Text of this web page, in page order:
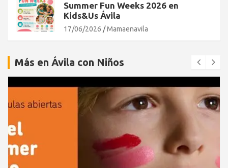
Summer Fun Weeks 2026 en
Kids&Us Ávila
17/06/2026 Mamaenavila
Más en Ávila con Niños